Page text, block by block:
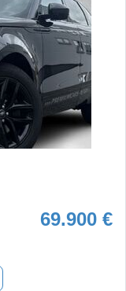
69.900 €